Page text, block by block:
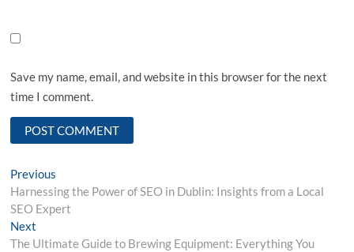
Save my name, email, and website in this browser for the next
time I comment.
Post
navigation
Previous
post:
Harnessing the Power of SEO in Dublin: Insights from a Local
SEO Expert
Next
post:
The Ultimate Guide to Brewing Equipment: Everything You